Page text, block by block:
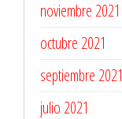
noviembre 2021
octubre 2021
septiembre 2021
julio 2021